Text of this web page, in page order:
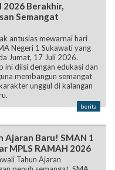
2026 Berakhir,
Semangat
antusias mewarnai hari
Negeri 1 Sukawati yang
Jumat, 17 Juli 2026.
ini diisi dengan edukasi dan
membangun semangat
unggul di kalangan
berita
Ajaran Baru! SMAN 1
MPLS RAMAH 2026
Tahun Ajaran